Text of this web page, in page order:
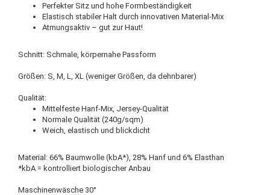
Perfekter Sitz und hohe Formbeständigkeit
Elastisch stabiler Halt durch innovativen Material-Mix
Atmungsaktiv – gut zur Haut!
Schnitt: Schmale, körpernahe Passform
Größen: S, M, L, XL (weniger Größen, da dehnbarer)
Qualität:
Mittelfeste Hanf-Mix, Jersey-Qualität
Normale Qualität (240g/sqm)
Weich, elastisch und blickdicht
Material: 66% Baumwolle (kbA*), 28% Hanf und 6% Elasthan
*kbA = kontrolliert biologischer Anbau
Maschinenwäsche 30°